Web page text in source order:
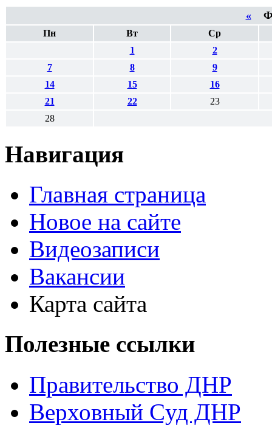
«
Пн Вт
Ср
1
2
7
8
9
14
15
16
21
22
23
28
Навигация
Главная страница
Новое на сайте
Видеозаписи
Вакансии
Карта сайта
Полезные ссылки
Правительство ДНР
Верховный Cуд ДНР